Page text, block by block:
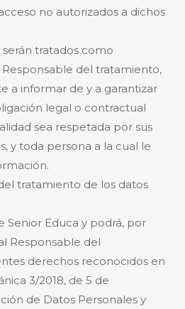
no autorizados a dichos
tratados como
del tratamiento,
a informar de y a garantizar
legal o contractual
sea respetada por sus
y toda persona a la cual le
tratamiento de los datos
Senior Educa y podrá, por
Responsable del
derechos reconocidos en
3/2018, de 5 de
de Datos Personales y